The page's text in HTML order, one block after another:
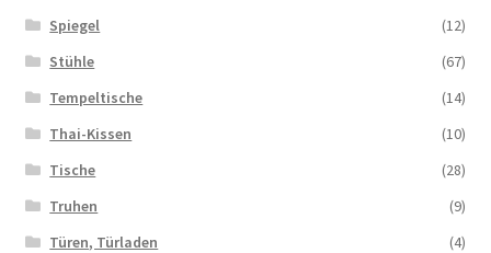
Spiegel
(12)
Stühle
(67)
Tempeltische
(14)
Thai-Kissen
(10)
Tische
(28)
Truhen
(9)
Türen, Türladen
(4)